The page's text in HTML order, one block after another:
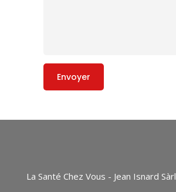
La Santé Chez Vous - Jean Isnard Sàrl